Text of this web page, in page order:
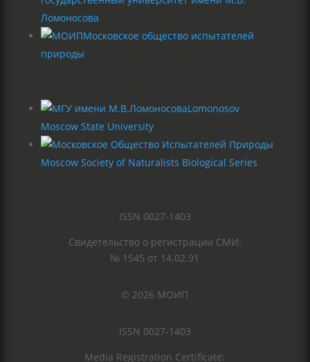
Ломоносова
Московское общество испытателей
природы
Lomonosov
Moscow State University
Moscow Society of Naturalists Biological Series
ISSN 0027-1403
Свидетельство о регистрации СМИ:
№ 1545 от 14.02.91
© 2026 МОИП
ISSN 0027-1403
Media Registration Certificate: